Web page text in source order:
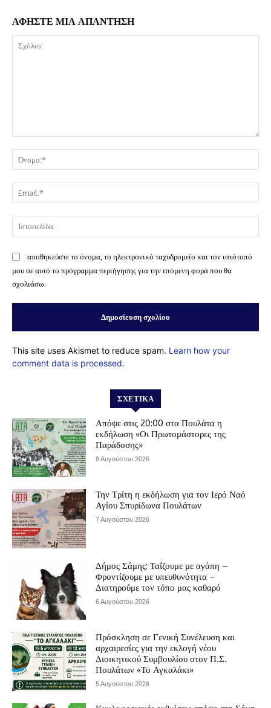
ΑΦΗΣΤΕ ΜΙΑ ΑΠΑΝΤΗΣΗ
αποθηκεύστε το όνομα, το ηλεκτρονικό ταχυδρομείο και τον ιστότοπό
μου σε αυτό το πρόγραμμα περιήγησης για την επόμενη φορά που θα
σχολιάσω.
This site uses Akismet to reduce spam. Learn how your
comment data is processed.
ΣΧΕΤΙΚΆ
Απόψε στις 20:00 στα Πουλάτα η
εκδήλωση «Οι Πρωτομάστορες της
Παράδοσης»
8 Αυγούστου 2026
Την Τρίτη η εκδήλωση για τον Ιερό Ναό
Αγίου Σπυρίδωνα Πουλάτων
7 Αυγούστου 2026
Δήμος Σάμης: Ταΐζουμε με αγάπη –
Φροντίζουμε με υπευθυνότητα –
Διατηρούμε τον τόπο μας καθαρό
6 Αυγούστου 2026
Πρόσκληση σε Γενική Συνέλευση και
αρχαιρεσίες για την εκλογή νέου
Διοικητικού Συμβουλίου στον Π.Σ.
Πουλάτων «Το Αγκαλάκι»
5 Αυγούστου 2026